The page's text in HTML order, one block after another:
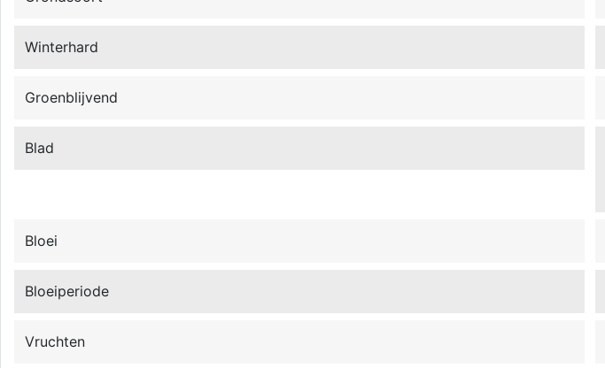
Winterhard
Groenblijvend
Blad
Bloei
Bloeiperiode
Vruchten